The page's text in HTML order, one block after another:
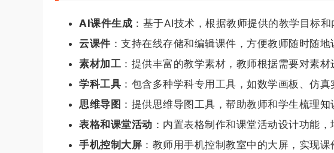
AI课件生成 ：基于AI技术，根据教师提供的教学目标和
云课件 ：支持在线存储和编辑课件，方便教师随时随地
素材加工 ：提供丰富的教学素材，教师根据需要对素材
学科工具 ：包含多种学科专用工具，如数学画板、仿
思维导图 ：提供思维导图工具，帮助教师和学生梳理知
表格和课堂活动 ：内置表格制作和课堂活动设计功能，
手机控制大屏 ：教师用手机控制教室中的大屏，实现课